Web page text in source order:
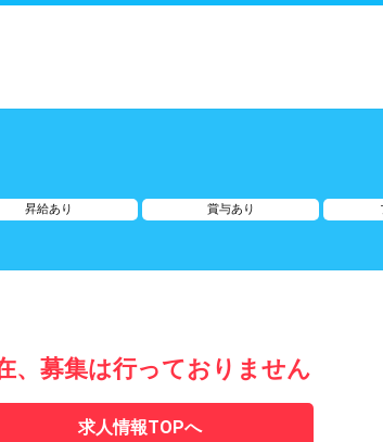
昇給あり 賞与あり
、募集は行っておりません
求人情報TOPへ